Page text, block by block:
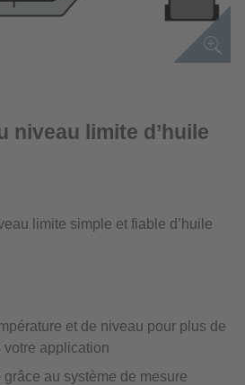
niveau limite d’huile
limite simple et fiable d’huile
et de niveau pour plus de
application
au système de mesure